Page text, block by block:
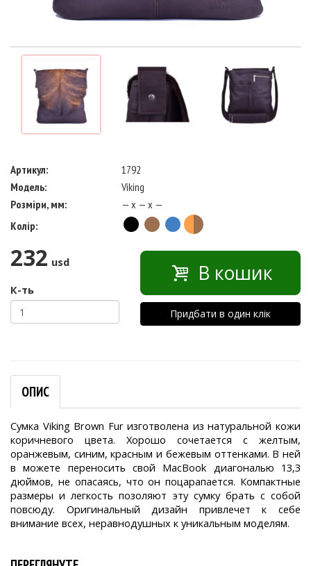
Артикул:
1792
Модель:
Viking
Розміри, мм:
— x — x —
Колір:
232 usd
К-ть
В кошик
Придбати в один клік
ОПИС
Сумка Viking Brown Fur изготволена из натуральной кожи
коричневого цвета. Хорошо сочетается с желтым,
оранжевым, синим, красным и бежевым оттенками. В ней
в можете переносить свой MacBook диагональю 13,3
дюймов, не опасаясь, что он поцарапается. Компактные
размеры и легкость позоляют эту сумку брать с собой
повсюду. Оригинальный дизайн привлечет к себе
внимание всех, неравнодушных к уникальным моделям.